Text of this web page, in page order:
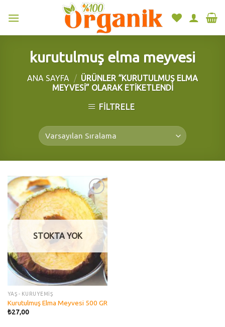
kurutulmuş elma meyvesi
ANA SAYFA / ÜRÜNLER “KURUTULMUŞ ELMA
MEYVESI” OLARAK ETIKETLENDI
FILTRELE
Add to
wishlist
STOKTA YOK
YAŞ - KURUYEMİŞ
Kurutulmuş Elma Meyvesi 500 GR
₺27,00